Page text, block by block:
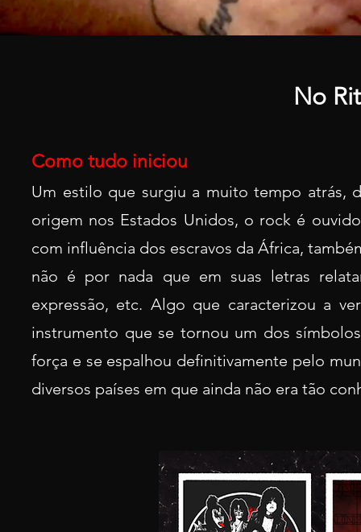
No
Como tudo iniciou
Um estilo que surgiu a muito tempo atrás,
origem nos Estados Unidos, o rock é o
com influência dos escravos da África,
não é por nada que em suas letras
expressão, etc. Algo que caracterizou a
instrumento que se tornou um dos
força e se espalhou definitivamente pelo
diversos países em que ainda não era tão